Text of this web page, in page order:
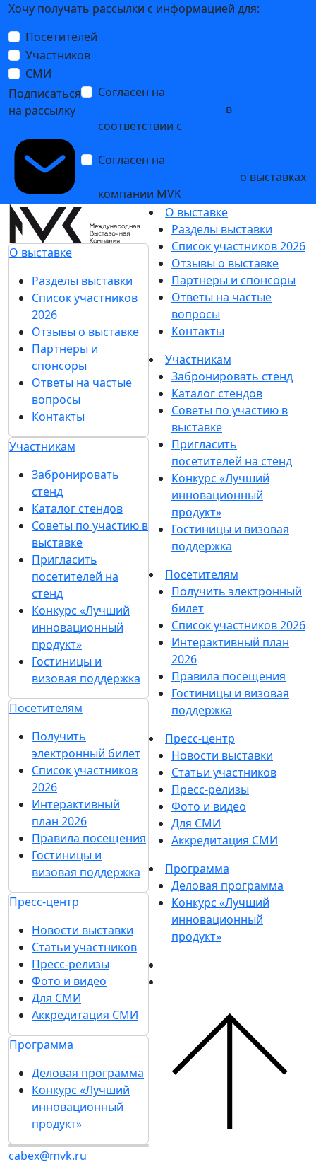
Хочу получать рассылки с информацией для:
Посетителей
Участников
СМИ
Подписаться
на рассылку
Согласен на
в
соответствии с
Согласен на
о выставках
компании MVK
О выставке
Разделы выставки
Список участников
2026
Отзывы о выставке
Партнеры и
спонсоры
Ответы на частые
вопросы
Контакты
Участникам
Забронировать
стенд
Каталог стендов
Советы по участию в
выставке
Пригласить
посетителей на
стенд
Конкурс «Лучший
инновационный
продукт»
Гостиницы и
визовая поддержка
Посетителям
Получить
электронный билет
Список участников
2026
Интерактивный
план 2026
Правила посещения
Гостиницы и
визовая поддержка
Пресс-центр
Новости выставки
Статьи участников
Пресс-релизы
Фото и видео
Для СМИ
Аккредитация СМИ
Программа
Деловая программа
Конкурс «Лучший
инновационный
продукт»
cabex@mvk.ru
О выставке
Разделы выставки
Список участников 2026
Отзывы о выставке
Партнеры и спонсоры
Ответы на частые
вопросы
Контакты
Участникам
Забронировать стенд
Каталог стендов
Советы по участию в
выставке
Пригласить
посетителей на стенд
Конкурс «Лучший
инновационный
продукт»
Гостиницы и визовая
поддержка
Посетителям
Получить электронный
билет
Список участников 2026
Интерактивный план
2026
Правила посещения
Гостиницы и визовая
поддержка
Пресс-центр
Новости выставки
Статьи участников
Пресс-релизы
Фото и видео
Для СМИ
Аккредитация СМИ
Программа
Деловая программа
Конкурс «Лучший
инновационный
продукт»